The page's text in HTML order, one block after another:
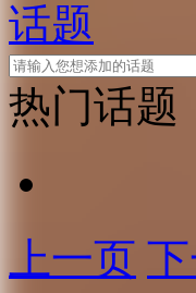
话题
热门话题
上一页